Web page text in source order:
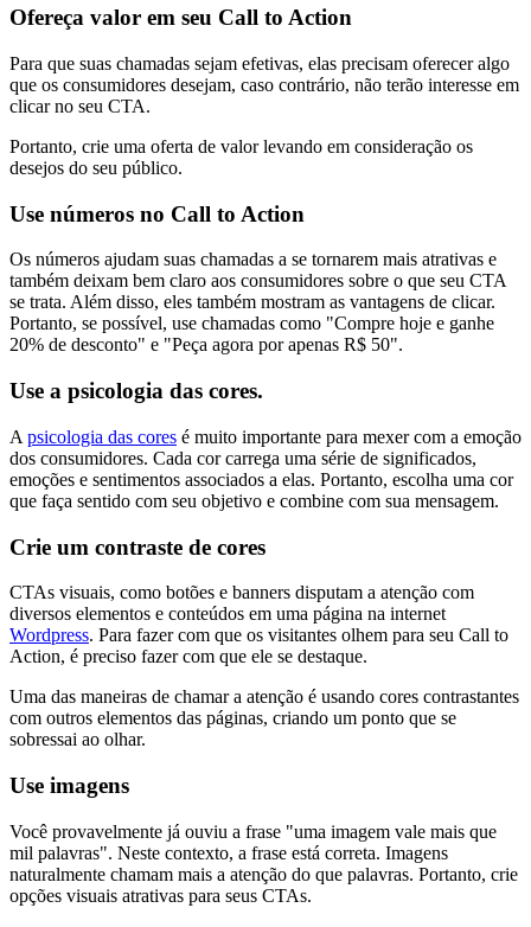
Ofereça valor em seu Call to Action
Para que suas chamadas sejam efetivas, elas precisam oferecer algo
que os consumidores desejam, caso contrário, não terão interesse em
clicar no seu CTA.
Portanto, crie uma oferta de valor levando em consideração os
desejos do seu público.
Use números no Call to Action
Os números ajudam suas chamadas a se tornarem mais atrativas e
também deixam bem claro aos consumidores sobre o que seu CTA
se trata. Além disso, eles também mostram as vantagens de clicar.
Portanto, se possível, use chamadas como "Compre hoje e ganhe
20% de desconto" e "Peça agora por apenas R$ 50".
Use a psicologia das cores.
A psicologia das cores é muito importante para mexer com a emoção
dos consumidores. Cada cor carrega uma série de significados,
emoções e sentimentos associados a elas. Portanto, escolha uma cor
que faça sentido com seu objetivo e combine com sua mensagem.
Crie um contraste de cores
CTAs visuais, como botões e banners disputam a atenção com
diversos elementos e conteúdos em uma página na internet
Wordpress. Para fazer com que os visitantes olhem para seu Call to
Action, é preciso fazer com que ele se destaque.
Uma das maneiras de chamar a atenção é usando cores contrastantes
com outros elementos das páginas, criando um ponto que se
sobressai ao olhar.
Use imagens
Você provavelmente já ouviu a frase "uma imagem vale mais que
mil palavras". Neste contexto, a frase está correta. Imagens
naturalmente chamam mais a atenção do que palavras. Portanto, crie
opções visuais atrativas para seus CTAs.